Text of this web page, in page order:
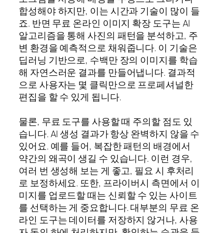
합성해야 하지만, 이는 시간과 기술이 많이 들
죠. 반면 무료 온라인 이미지 확장 도구는 AI
알고리즘을 통해 사진의 패턴을 분석하고, 주
변 환경을 예측적으로 채워줍니다. 이 기술은
딥러닝 기반으로, 수백만 장의 이미지를 학습
해 자연스러운 결과를 만들어냅니다. 결과적
으로 사용자는 몇 클릭만으로 프로페셔널한
편집을 할 수 있게 됩니다.
물론, 무료 도구를 사용할 때 주의할 점도 있
습니다. AI 생성 결과가 항상 완벽하지 않을 수
있어요. 예를 들어, 복잡한 패턴의 배경에서
약간의 왜곡이 생길 수 있습니다. 이런 경우,
여러 번 생성해 보는 게 좋고, 필요 시 후처리
로 보정하세요. 또한, 프라이버시 측면에서 이
미지를 업로드할 때는 신뢰할 수 있는 사이트
를 선택하는 게 중요합니다. 대부분의 무료 온
라인 도구는 데이터를 저장하지 않거나, 사용